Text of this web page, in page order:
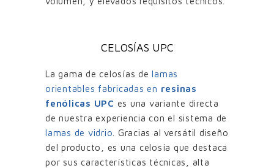
CELOSÍAS UPC
La gama de celosías delamas
orientables fabricadas en resinas
fenólicas UPC es una variante directa
de nuestra experiencia con el sistema de
lamas de vidrio . Gracias al versátil diseño
del producto, es una celosía que destaca
por sus características técnicas, alta